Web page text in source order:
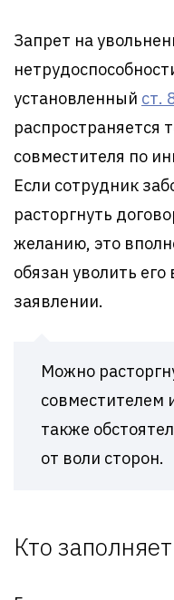
Запрет на
установленный ст.
распространяется
совместителя по
Если сотрудник
расторгнуть
желанию, это
обязан уволить
заявлении.
Можно
совместителем
также
от воли сторон.
Кто